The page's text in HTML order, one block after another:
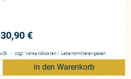
30,90 €
・zzgl. Versandkosten / Lebensmittelangaben
in den Warenkorb